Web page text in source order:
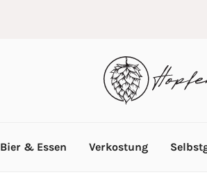
Bier & Essen Verkostung